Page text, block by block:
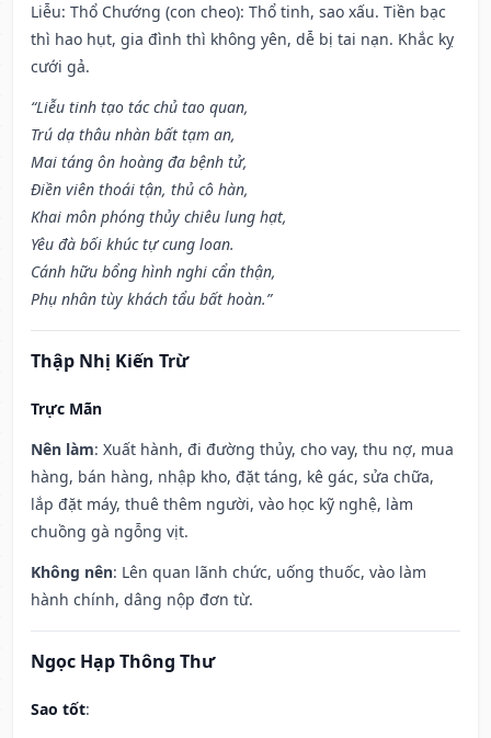
Liễu: Thổ Chướng (con cheo): Thổ tinh, sao xấu. Tiền bạc
thì hao hụt, gia đình thì không yên, dễ bị tai nạn. Khắc kỵ
cưới gả.
“Liễu tinh tạo tác chủ tao quan,
Trú dạ thâu nhàn bất tạm an,
Mai táng ôn hoàng đa bệnh tử,
Điền viên thoái tận, thủ cô hàn,
Khai môn phóng thủy chiêu lung hạt,
Yêu đà bối khúc tự cung loan.
Cánh hữu bổng hình nghi cẩn thận,
Phụ nhân tùy khách tẩu bất hoàn.”
Thập Nhị Kiến Trừ
Trực Mãn
Nên làm: Xuất hành, đi đường thủy, cho vay, thu nợ, mua
hàng, bán hàng, nhập kho, đặt táng, kê gác, sửa chữa,
lắp đặt máy, thuê thêm người, vào học kỹ nghệ, làm
chuồng gà ngỗng vịt.
Không nên: Lên quan lãnh chức, uống thuốc, vào làm
hành chính, dâng nộp đơn từ.
Ngọc Hạp Thông Thư
Sao tốt: